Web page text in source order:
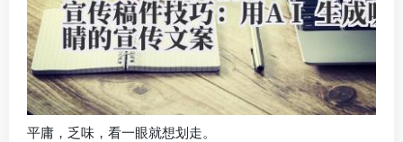
平庸，乏味，看一眼就想划走。